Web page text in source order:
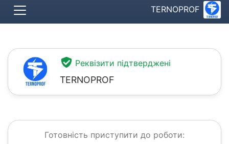
TERNOPROF
Реквізити підтверджені
TERNOPROF
Готовність приступити до роботи: